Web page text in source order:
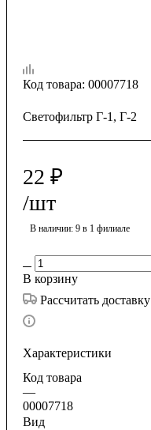
Код товара: 00007718
Светофильтр Г-1, Г-2
22 ₽
/шт
В наличии: 9 в 1 филиале
В корзину
Рассчитать доставку
Характеристики
Код товара
—
00007718
Вид